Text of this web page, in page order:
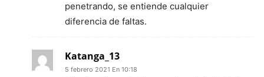
penetrando, se entiende cualquier
diferencia de faltas.
Katanga_13
5 febrero 2021 En 10:18